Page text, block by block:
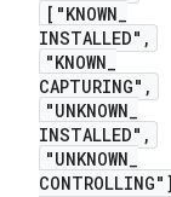
["KNOWN_
INSTALLED" ,
"KNOWN_
CAPTURING" ,
"UNKNOWN_
INSTALLED" ,
"UNKNOWN_
CONTROLLING"]